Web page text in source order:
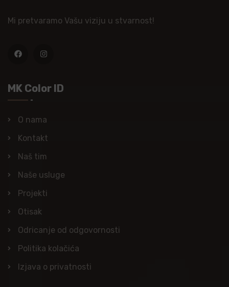
Mi pretvaramo Vašu viziju u stvarnost!
MK Color ID
O nama
Kontakt
Naš tim
Naše usluge
Projekti
Otisak
Odricanje od odgovornosti
Politika kolačića
Izjava o privatnosti